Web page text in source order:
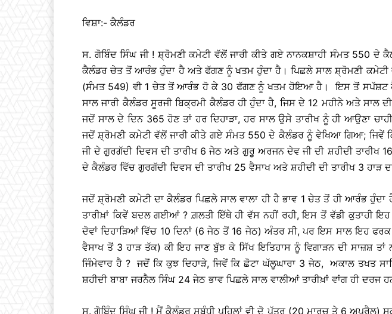
ਵਿਸ਼ਾ:- ਕੈਲੰਡਰ
ਸ. ਗੋਬਿੰਦ ਸਿੰਘ ਜੀ ! ਸ਼੍ਰੋਮਣੀ ਕਮੇਟੀ ਵੱਲੋਂ ਜਾਰੀ ਕੀਤੇ ਗਏ ਨਾਨਕਸ਼ਾਹੀ ਸੰਮਤ 550 ਦੇ
ਕੈਲੰਡਰ ਚੇਤ ਤੋਂ ਆਰੰਭ ਹੁੰਦਾ ਹੈ ਅਤੇ ਫੱਗਣ ਨੂੰ ਖਤਮ ਹੁੰਦਾ ਹੈ। ਪਿਛਲੇ ਸਾਲ ਸ਼੍ਰੋਮਣੀ ਕਮੇਟੀ
(ਸੰਮਤ 549) ਵੀ 1 ਚੇਤ ਤੋਂ ਆਰੰਭ ਹੋ ਕੇ 30 ਫੱਗਣ ਨੂੰ ਖਤਮ ਹੋਇਆ ਹੈ। ਇਸ ਤੋਂ ਸਪੱਸ਼ਟ
ਸਾਲ ਜਾਰੀ ਕੈਲੰਡਰ ਸੂਰਜੀ ਬਿਕ੍ਰਮੀ ਕੈਲੰਡਰ ਹੀ ਹੁੰਦਾ ਹੈ, ਜਿਸ ਦੇ 12 ਮਹੀਨੇ ਅਤੇ ਸਾਲ
ਜਦੋਂ ਸਾਲ ਦੇ ਦਿਨ 365 ਹੋਣ ਤਾਂ ਹਰ ਦਿਹਾੜਾ, ਹਰ ਸਾਲ ਉਸੇ ਤਾਰੀਖ ਨੂੰ ਹੀ ਆਉਣਾ
ਜਦੋਂ ਸ਼੍ਰੋਮਣੀ ਕਮੇਟੀ ਵੱਲੋਂ ਜਾਰੀ ਕੀਤੇ ਗਏ ਸੰਮਤ 550 ਦੇ ਕੈਲੰਡਰ ਨੂੰ ਵੇਖਿਆ ਗਿਆ; ਜਿਵੇਂ
ਜੀ ਦੇ ਗੁਰਗੱਦੀ ਦਿਵਸ ਦੀ ਤਾਰੀਖ 6 ਜੇਠ ਅਤੇ ਗੁਰੂ ਅਰਜਨ ਦੇਵ ਜੀ ਦੀ ਸ਼ਹੀਦੀ ਤਾਰੀਖ
ਦੇ ਕੈਲੰਡਰ ਵਿੱਚ ਗੁਰਗੱਦੀ ਦਿਵਸ ਦੀ ਤਾਰੀਖ 25 ਵੈਸਾਖ ਅਤੇ ਸ਼ਹੀਦੀ ਦੀ ਤਾਰੀਖ 3 ਹਾੜ
ਜਦੋਂ ਸ਼੍ਰੋਮਣੀ ਕਮੇਟੀ ਦਾ ਕੈਲੰਡਰ ਪਿਛਲੇ ਸਾਲ ਵਾਲਾ ਹੀ ਹੈ ਭਾਵ 1 ਚੇਤ ਤੋਂ ਹੀ ਆਰੰਭ ਹੁੰਦਾ
ਤਾਰੀਖ਼ਾਂ ਕਿਵੇਂ ਬਦਲ ਗਈਆਂ ? ਗ਼ਲਤੀ ਇੱਥੇ ਹੀ ਵੱਸ ਨਹੀਂ ਰਹੀ, ਇਸ ਤੋਂ ਵੱਡੀ ਕੁਤਾਹੀ ਇਹ
ਦੋਵਾਂ ਦਿਹਾੜਿਆਂ ਵਿੱਚ 10 ਦਿਨਾਂ (6 ਜੇਠ ਤੋਂ 16 ਜੇਠ) ਅੰਤਰ ਸੀ, ਪਰ ਇਸ ਸਾਲ ਇਹ
ਵੈਸਾਖ ਤੋਂ 3 ਹਾੜ ਤੱਕ) ਕੀ ਇਹ ਜਾਣ ਬੁੱਝ ਕੇ ਸਿੱਖ ਇਤਿਹਾਸ ਨੂੰ ਵਿਗਾੜਨ ਦੀ ਸਾਜ਼ਸ਼
ਜਿੰਮੇਵਾਰ ਹੈ ? ਜਦੋਂ ਕਿ ਕੁਝ ਦਿਹਾੜੇ, ਜਿਵੇਂ ਕਿ ਛੋਟਾ ਘੱਲੂਘਾਰਾ 3 ਜੇਠ, ਅਕਾਲ ਤਖਤ
ਸ਼ਹੀਦੀ ਬਾਬਾ ਜਰਨੈਲ ਸਿੰਘ 24 ਜੇਠ ਭਾਵ ਪਿਛਲੇ ਸਾਲ ਵਾਲੀਆਂ ਤਾਰੀਖ਼ਾਂ ਵਾਂਗ ਹੀ ਦਰਜ
ਸ. ਗੋਬਿੰਦ ਸਿੰਘ ਜੀ ! ਮੈਂ ਕੈਲੰਡਰ ਸਬੰਧੀ ਪਹਿਲਾਂ ਵੀ ਦੋ ਪੱਤਰ (20 ਮਾਰਚ ਤੇ 6 ਅਪ੍ਰੈਲ)